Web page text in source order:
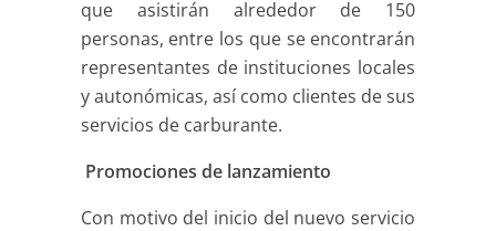
que asistirán alrededor de 150
personas, entre los que se encontrarán
representantes de instituciones locales
y autonómicas, así como clientes de sus
servicios de carburante.
Promociones de lanzamiento
Con motivo del inicio del nuevo servicio